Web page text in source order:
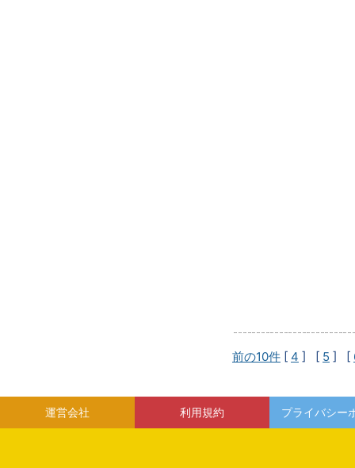
前の10件 [ 4 ] [ 5 ] [
運営会社 利用規約 プライバシー